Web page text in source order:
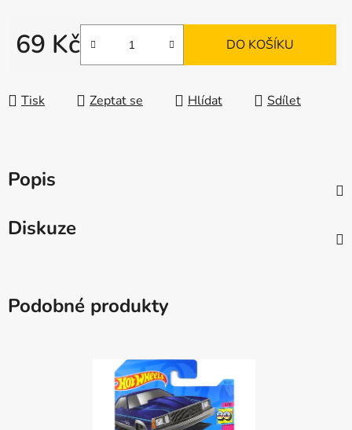
69 Kč
Měrná cena:
DO KOŠÍKU
Tisk Zeptat se Hlídat Sdílet
Popis
Diskuze
Podobné produkty